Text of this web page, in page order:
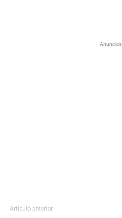
Anuncios
Artículo anterior